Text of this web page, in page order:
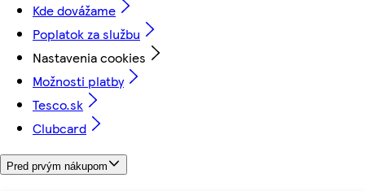
Kde dovážame
Poplatok za službu
Nastavenia cookies
Možnosti platby
Tesco.sk
Clubcard
Pred prvým nákupom